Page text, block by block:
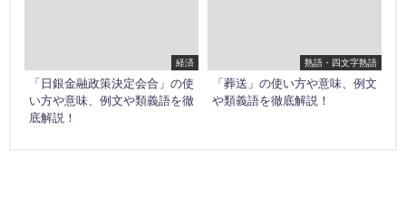
経済
「日銀金融政策決定会合」の使
い方や意味、例文や類義語を徹
底解説！
熟語・四文字熟語
「葬送」の使い方や意味、例文
や類義語を徹底解説！